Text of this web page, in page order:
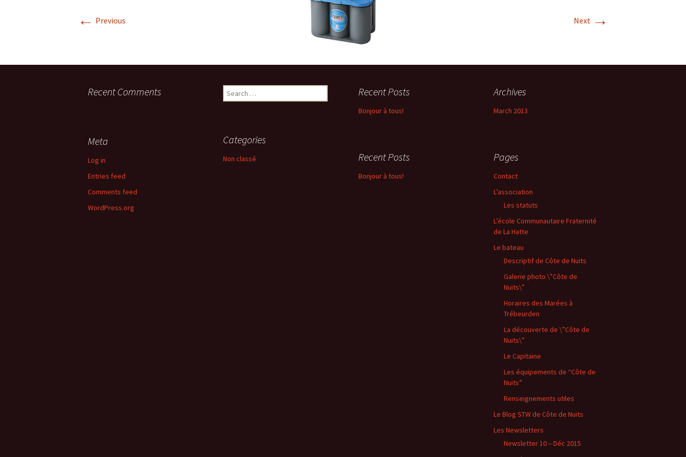
Newsletter 9 – Oct 2015
Newsletter 11 – AG
d’avril-2016
← Previous Next →
Recent Comments
Search
for:
Recent Posts
Bonjour à tous!
Archives
March 2013
Categories
Non classé
Meta
Log in
Entries feed
Comments feed
WordPress.org
Recent Posts
Bonjour à tous!
Pages
Contact
L’association
Les statuts
L’école Communautaire Fraternité
de La Hatte
Le bateau
Descriptif de Côte de Nuits
Galerie photo \”Côte de
Nuits\”
Horaires des Marées à
Trébeurden
La découverte de \”Côte de
Nuits\”
Le Capitaine
Les équipements de “Côte de
Nuits”
Renseignements utiles
Le Blog STW de Côte de Nuits
Les Newsletters
Newsletter 10 – Déc 2015